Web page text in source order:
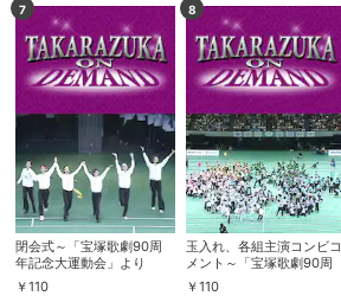
7
閉会式～「宝塚歌劇90周
年記念大運動会」より
￥110
8
玉入れ、各組主演コンビコ
メント～「宝塚歌劇90周
年記念大運動会」より
￥110